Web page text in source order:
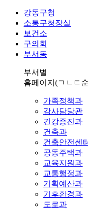
강동구청
소통구청장실
보건소
구의회
부서동
부서별
홈페이지 (ㄱㄴㄷ
가족정책과
감사담당관
건강증진과
건축과
건축안전센
공동주택과
교육지원과
교통행정과
기획예산과
기후환경과
도로과